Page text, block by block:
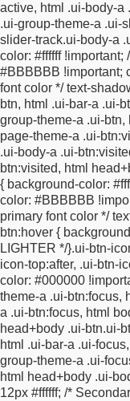
active, html .ui-body-a
.ui-group-theme-a .ui-
slider-track.ui-body-a
color: #ffffff !important;
#BBBBBB !important;
font color */text-
btn, html .ui-bar-a .ui-
group-theme-a .ui-
page-theme-a .ui-
.ui-body-a .ui-
btn:visited, html
{ background-color:
color: #BBBBBB
primary font color */
btn:hover {
LIGHTER */}.ui-btn-
icon-top:after, .ui-btn-
color: #000000
theme-a .ui-btn:focus,
a .ui-btn:focus, html
head+body .ui-btn.ui-
html .ui-bar-a .ui-
group-theme-a .ui-
html head+body .ui-
12px #ffffff; /*
no-repeat !important;
!important;}
radio label,
checkbox label {min-
bottom:11px;font-size:
{color: inherit;}
text,#surveyStart
text,#surveyStart
text,#surveyStart
{display: inline-block
3px;}#surveyStart
select,#surveyStart
select,#surveyStart
select,#surveyStart
{display: inline-block
51px !important;}
input-text:first-child
input,#surveyStart
text:first-child input,